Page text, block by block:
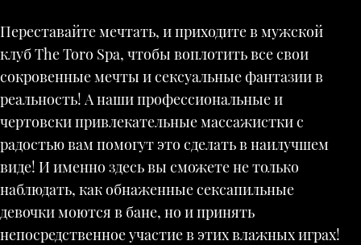
Переставайте мечтать, и приходите в мужской
клуб The Toro Spa, чтобы воплотить все свои
сокровенные мечты и сексуальные фантазии в
реальность! А наши профессиональные и
чертовски привлекательные массажистки с
радостью вам помогут это сделать в наилучшем
виде! И именно здесь вы сможете не только
наблюдать, как обнаженные сексапильные
девочки моются в бане, но и принять
непосредственное участие в этих влажных играх!